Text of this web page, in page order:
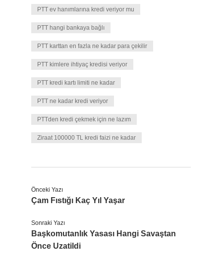
PTT ev hanımlarına kredi veriyor mu
PTT hangi bankaya bağlı
PTT karttan en fazla ne kadar para çekilir
PTT kimlere ihtiyaç kredisi veriyor
PTT kredi kartı limiti ne kadar
PTT ne kadar kredi veriyor
PTTden kredi çekmek için ne lazım
Ziraat 100000 TL kredi faizi ne kadar
Önceki Yazı
Çam Fıstığı Kaç Yıl Yaşar
Sonraki Yazı
Başkomutanlık Yasası Hangi Savaştan
Önce Uzatildi